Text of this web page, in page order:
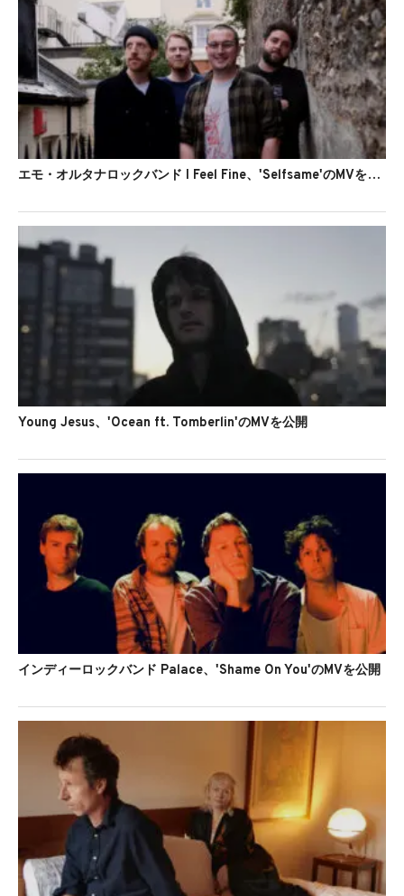
エモ・オルタナロックバンド I Feel Fine、'Selfsame'のMVを公開
Young Jesus、'Ocean ft. Tomberlin'のMVを公開
インディーロックバンド Palace、'Shame On You'のMVを公開